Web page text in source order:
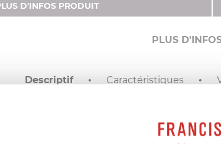
D'INFOS PRODUIT
PLUS
Descriptif Caractéristiques